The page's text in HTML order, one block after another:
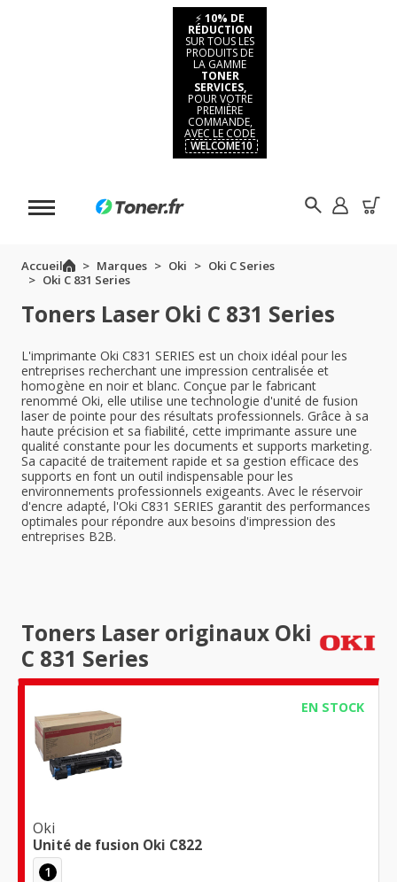
⚡ 10% DE
RÉDUCTION
SUR TOUS LES
PRODUITS DE
LA GAMME
TONER
SERVICES,
POUR VOTRE
PREMIÈRE
COMMANDE,
AVEC LE CODE
WELCOME10
Accueil Marques Oki
Oki C Series
Oki C 831 Series
Toners Laser Oki C 831 Series
L'imprimante Oki C831 SERIES est un choix idéal pour les
entreprises recherchant une impression centralisée et
homogène en noir et blanc. Conçue par le fabricant
renommé Oki, elle utilise une technologie d'unité de fusion
laser de pointe pour des résultats professionnels. Grâce à sa
haute précision et sa fiabilité, cette imprimante assure une
qualité constante pour les documents et supports marketing.
Sa capacité de traitement rapide et sa gestion efficace des
supports en font un outil indispensable pour les
environnements professionnels exigeants. Avec le réservoir
d'encre adapté, l'Oki C831 SERIES garantit des performances
optimales pour répondre aux besoins d'impression des
entreprises B2B.
Toners Laser originaux Oki
C 831 Series
EN STOCK
Oki
Unité de fusion Oki C822
1